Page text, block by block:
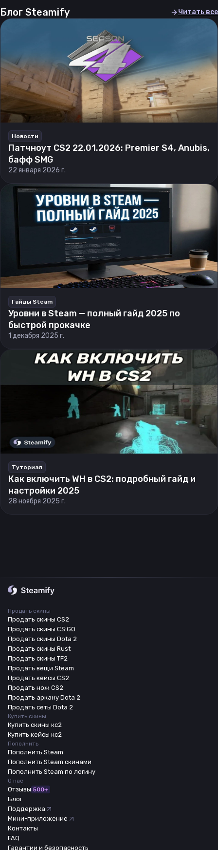
Блог Steamify Читать все
Новости
Патчноут CS2 22.01.2026: Premier S4, Anubis,
бафф SMG
22 января 2026 г.
Гайды Steam
Уровни в Steam — полный гайд 2025 по
быстрой прокачке
1 декабря 2025 г.
Туториал
Как включить WH в CS2: подробный гайд и
настройки 2025
28 ноября 2025 г.
Продать скины
Продать скины CS2
Продать скины CS:GO
Продать скины Dota 2
Продать скины Rust
Продать скины TF2
Продать вещи Steam
Продать кейсы CS2
Продать нож CS2
Продать аркану Dota 2
Продать сеты Dota 2
Купить скины
Купить скины кс2
Купить кейсы кс2
Пополнить
Пополнить Steam
Пополнить Steam скинами
Пополнить Steam по логину
О нас
Отзывы 500+
Блог
Поддержка
Мини-приложение
Контакты
FAQ
Гарантии и безопасность